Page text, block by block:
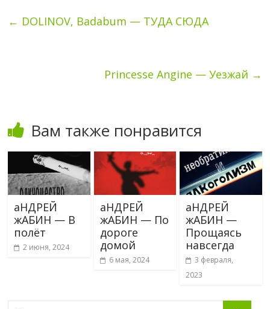
← DOLINOV, Badabum — ТУДА СЮДА
Princesse Angine — Уезжай →
Вам также понравится
аНДРЕЙ
жАБИН — В
полёт
2 июня, 2024
аНДРЕЙ
жАБИН — По
дороге
домой
6 мая, 2024
аНДРЕЙ
жАБИН —
Прощаясь
навсегда
3 февраля,
2023